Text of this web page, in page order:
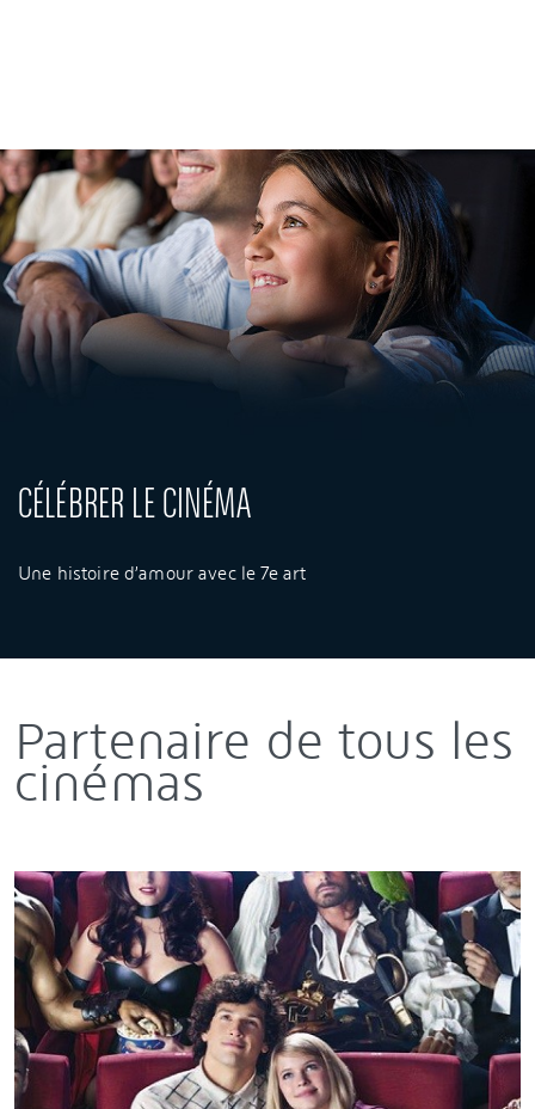
Actualités
Solutions innovantes
CÉLÉBRER LE CINÉMA
Une histoire d’amour avec le 7e art
Partenaire de tous les
cinémas